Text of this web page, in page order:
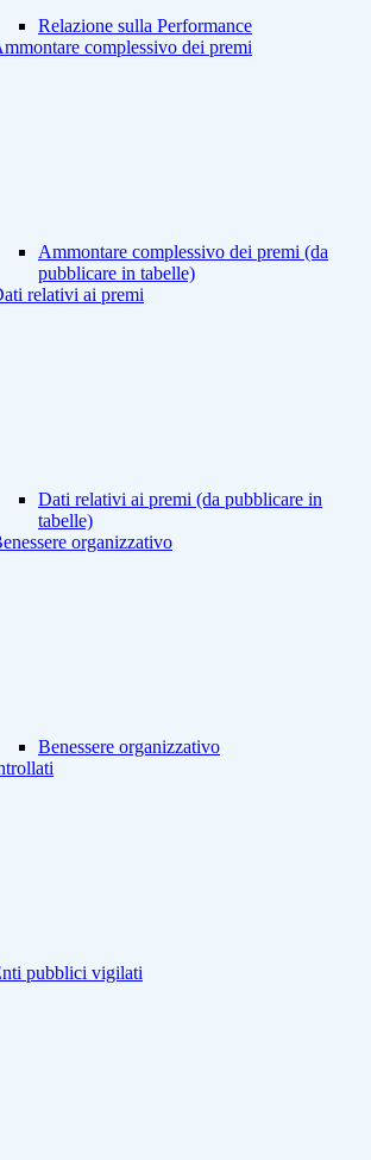
Relazione sulla Performance
complessivo dei premi
Ammontare complessivo dei premi (da
pubblicare in tabelle)
relativi ai premi
Dati relativi ai premi (da pubblicare in
tabelle)
organizzativo
Benessere organizzativo
pubblici vigilati